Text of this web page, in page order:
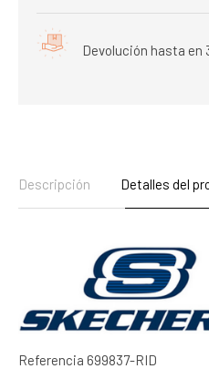
Devolución hasta en
Descripción Detalles del
Referencia 699837-RID